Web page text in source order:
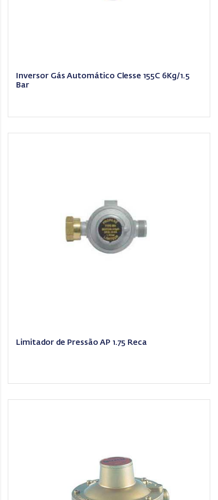
Inversor Gás Automático Clesse 155C 6Kg/1.5
Bar
Limitador de Pressão AP 1.75 Reca